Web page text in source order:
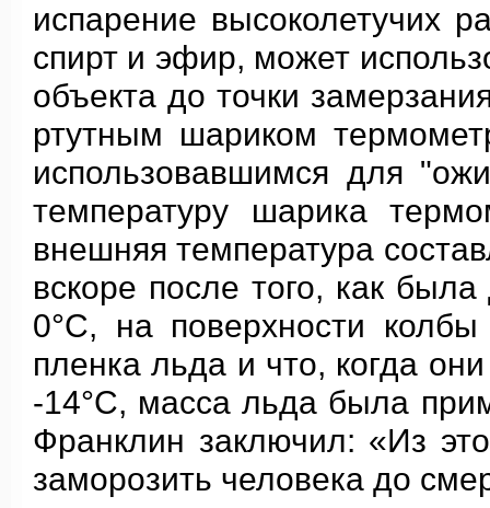
испарение высоколетучих
спирт и эфир, может
объекта до точки
ртутным шариком
использовавшимся для
температуру шарика
внешняя температура
вскоре после того, как
0°C, на поверхности
пленка льда и что, когда
-14°С, масса льда была
Франклин заключил: «Из
заморозить человека до